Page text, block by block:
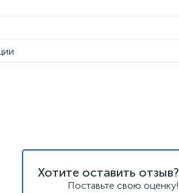
Хотите оставить отзыв?
Поставьте свою оценку!